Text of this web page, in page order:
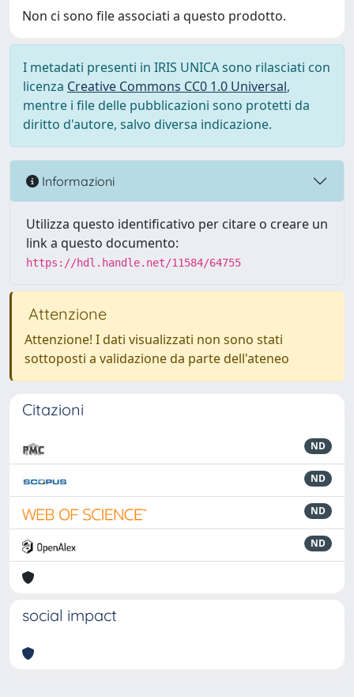
Non ci sono file associati a questo prodotto.
I metadati presenti in IRIS UNICA sono rilasciati con
licenza Creative Commons CC0 1.0 Universal,
mentre i file delle pubblicazioni sono protetti da
diritto d'autore, salvo diversa indicazione.
Informazioni
Utilizza questo identificativo per citare o creare un
link a questo documento:
https://hdl.handle.net/11584/64755
Attenzione
Attenzione! I dati visualizzati non sono stati
sottoposti a validazione da parte dell'ateneo
Citazioni
ND
ND
ND
ND
social impact